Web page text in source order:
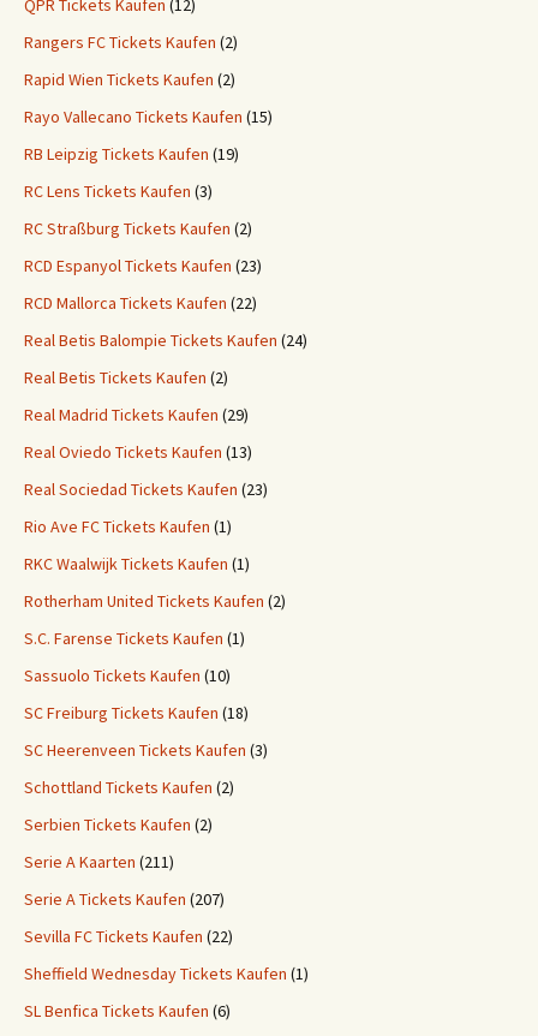
QPR Tickets Kaufen (12)
Rangers FC Tickets Kaufen (2)
Rapid Wien Tickets Kaufen (2)
Rayo Vallecano Tickets Kaufen (15)
RB Leipzig Tickets Kaufen (19)
RC Lens Tickets Kaufen (3)
RC Straßburg Tickets Kaufen (2)
RCD Espanyol Tickets Kaufen (23)
RCD Mallorca Tickets Kaufen (22)
Real Betis Balompie Tickets Kaufen (24)
Real Betis Tickets Kaufen (2)
Real Madrid Tickets Kaufen (29)
Real Oviedo Tickets Kaufen (13)
Real Sociedad Tickets Kaufen (23)
Rio Ave FC Tickets Kaufen (1)
RKC Waalwijk Tickets Kaufen (1)
Rotherham United Tickets Kaufen (2)
S.C. Farense Tickets Kaufen (1)
Sassuolo Tickets Kaufen (10)
SC Freiburg Tickets Kaufen (18)
SC Heerenveen Tickets Kaufen (3)
Schottland Tickets Kaufen (2)
Serbien Tickets Kaufen (2)
Serie A Kaarten (211)
Serie A Tickets Kaufen (207)
Sevilla FC Tickets Kaufen (22)
Sheffield Wednesday Tickets Kaufen (1)
SL Benfica Tickets Kaufen (6)